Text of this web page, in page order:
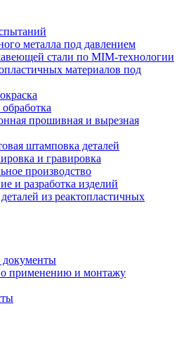
металла под давлением
стали по MIM-технологии
материалов под
прошивная и вырезная
штамповка деталей
и гравировка
производство
и разработка изделий
из реактопластичных
применению и монтажу